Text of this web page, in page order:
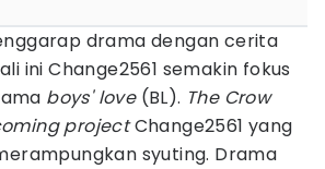
drama dengan cerita
ini Change2561 semakin fokus
boys' love (BL). The Crow
projectChange2561 yang
syuting. Drama